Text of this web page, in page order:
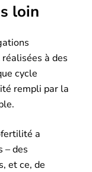
loin
à des
cycle
rempli par la
a
– des
et ce, de